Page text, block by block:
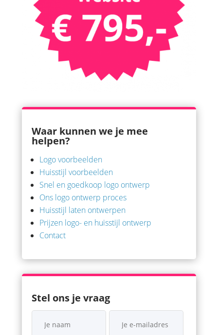
Waar kunnen we je mee
helpen?
Logo voorbeelden
Huisstijl voorbeelden
Snel en goedkoop logo ontwerp
Ons logo ontwerp proces
Huisstijl laten ontwerpen
Prijzen logo- en huisstijl ontwerp
Contact
Stel ons je vraag